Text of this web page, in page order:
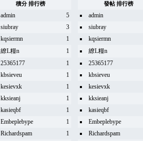
積分 排行榜 發帖 排行榜
admin 5
admin
siubray
3
siubray
kqsiermn
1
kqsiermn
繚L糧n
1
繚L糧n
25365177
1
25365177
kbsieveu
1
kbsieveu
kesievxk
1
kesievxk
kksieanj
1
kksieanj
kasieqbf
1
kasieqbf
Embeplebype
1
Embeplebype
Richardspam
1
Richardspam